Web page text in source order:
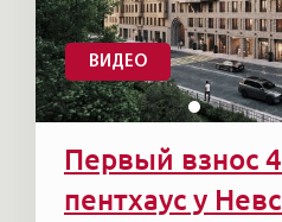
ВИДЕО
Первый взнос
пентхаус у